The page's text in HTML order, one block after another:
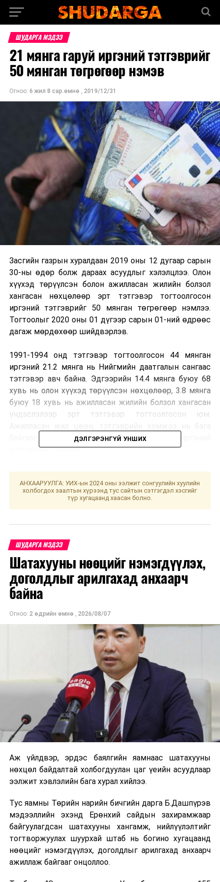
ШУДАРГА МЭДЭЭ
21 мянга гаруй иргэний тэтгэврийг
50 мянган төгрөгөөр нэмэв
Огноо: 6 жил 8 сар.өмнө , 2019/12/31
Засгийн газрын хуралдаан 2019 оны 12 дугаар сарын
30-ны өдөр болж дараах асуудлыг хэлэлцлээ. Олон
хүүхэд төрүүлсэн болон ажилласан жилийн болзол
хангасан нөхцөлөөр эрт тэтгэвэр тогтоолгосон
иргэний тэтгэврийг 50 мянган төгрөгөөр нэмлээ.
Тогтоолыг 2020 оны 01 дүгээр сарын 01-ний өдрөөс
дагаж мөрдөхөөр шийдвэрлэв.
1991-1994 онд тэтгэвэр тогтоолгосон 44 мянган
иргэний 21.2 мянга нь Нийгмийн даатгалын сангаас
тэтгэвэр авч байна. Эдгээрийн 14.4 мянга буюу 68
хувь нь олон хүүхэд төрүүлсэн нөхцөлөөр, 3.8 мянга
буюу 18 хувь нь ажилласан жилийн болзол хангасан
үндэслэлээр эрт тэтгэвэр тогтоолгосон юм.
байгааг харгалзан дээрх 21.2 мянган иргэний
тэтгэврийг нэмлээ.
ДАРААХ МЭДЭЭ
Малчин, хувиараа хөдөлмөр эрхлэгчид тэтгэврийн
даатгалын шимтгэлээ нөхөн төлөх боломж бүрдэв
Улаанбаатарт өдөртөө 18 хэм хүйтэн
ДЭЛГЭРЭНГҮЙ УНШИХ
АНХААРУУЛГА: УИХ-ын 2024 оны ээлжит сонгуулийн хуулийн
холбогдох заалтын хүрээнд тус сайтын сэтгэгдэл хэсгийг
түр хугацаанд хаасан болно.
ШУДАРГА МЭДЭЭ
Шатахууны нөөцийг нэмэгдүүлэх,
доголдлыг арилгахад анхаарч
байна
Огноо: 2 өдрийн өмнө , 2026/08/07
Аж үйлдвэр, эрдэс баялгийн яамнаас шатахууны
нөхцөл байдалтай холбогдуулан цаг үеийн асуудлаар
ээлжит хэвлэлийн бага хурал хийлээ.
Тус яамны Төрийн нарийн бичгийн дарга Б.Дашпүрэв
мэдээллийн эхэнд Ерөнхий сайдын захирамжаар
байгуулагдсан шатахууны хангамж, нийлүүлэлтийг
тогтворжуулах шуурхай штаб нь богино хугацаанд
нөөцийг нэмэгдүүлэх, доголдлыг арилгахад анхаарч
ажиллаж байгааг онцоллоо.